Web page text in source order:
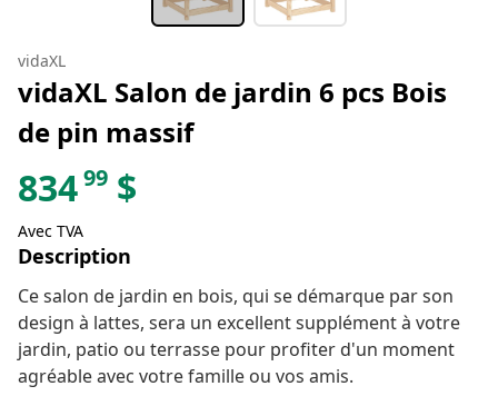
vidaXL
vidaXL Salon de jardin 6 pcs Bois
de pin massif
83499 $
Avec TVA
Description
Ce salon de jardin en bois, qui se démarque par son
design à lattes, sera un excellent supplément à votre
jardin, patio ou terrasse pour profiter d'un moment
agréable avec votre famille ou vos amis.